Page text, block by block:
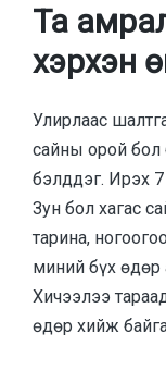
Та
хэрхэн
Улирлаас
сайны орой бол
бэлддэг. Ирэх
Зун бол хагас
тарина,
миний бүх
Хичээлээ
өдөр хийж